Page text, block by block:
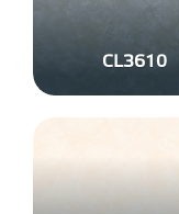
CL3610